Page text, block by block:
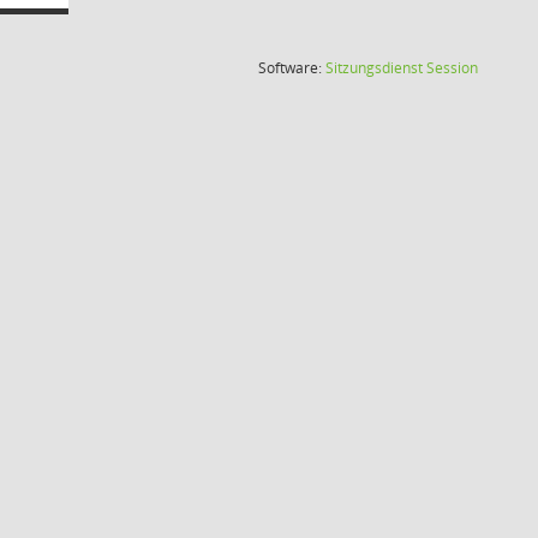
Software:SitzungsdienstSession(Wird in